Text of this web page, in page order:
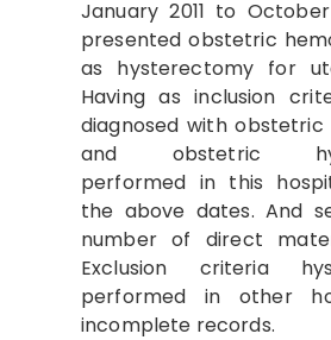
January 2011 to
presented obstetric
as hysterectomy for
Having as inclusion
diagnosed with
and obstetric
performed in this
the above dates. And
number of direct
Exclusion criteria
performed in other
incomplete records.